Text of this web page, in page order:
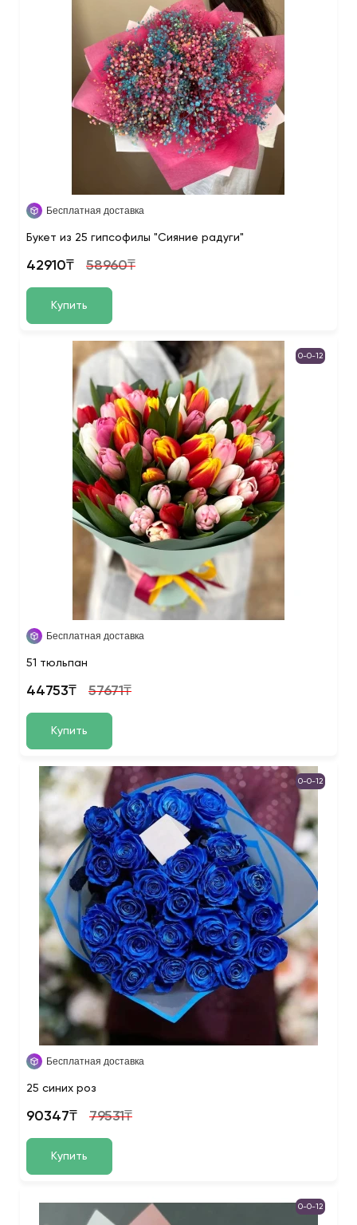
Бесплатная доставка
Букет из 25 гипсофилы "Сияние радуги"
42910₸ 58960₸
Купить
0-0-12
Бесплатная доставка
51 тюльпан
44753₸ 57671₸
Купить
0-0-12
Бесплатная доставка
25 синих роз
90347₸ 79531₸
Купить
0-0-12